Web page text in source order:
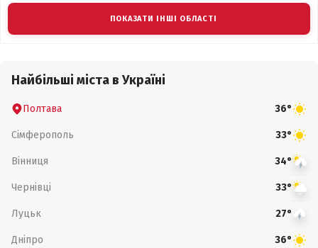
ПОКАЗАТИ ІНШІ ОБЛАСТІ
Найбільші міста в Україні
Полтава 36°
Сімферополь 33°
Вінниця 34°
Чернівці 33°
Луцьк 27°
Дніпро 36°